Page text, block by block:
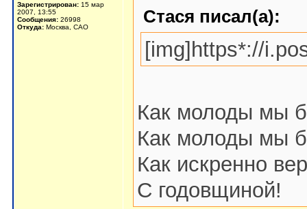
Зарегистрирован: 15 мар
2007, 13:55
Сообщения: 26998
Откуда: Москва, САО
Стася писал(а):
[img]https*://
Как молоды мы
Как молоды мы
Как искренно
С годовщиной!